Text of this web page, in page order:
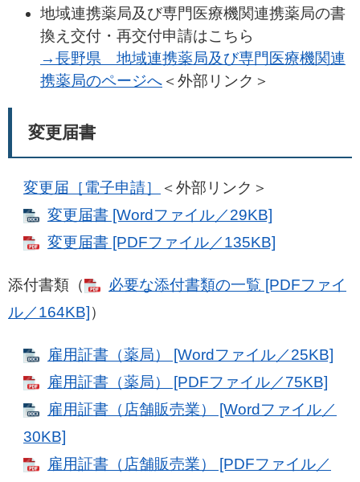
地域連携薬局及び専門医療機関連携薬局の書
換え交付・再交付申請はこちら
→長野県 地域連携薬局及び専門医療機関連
携薬局のページへ ＜外部リンク＞
変更届書
変更届［電子申請］
＜外部リンク＞
変更届書 [Wordファイル／29KB]
変更届書 [PDFファイル／135KB]
添付書類（
必要な添付書類の一覧 [PDFファイ
ル／164KB] ）
雇用証書（薬局） [Wordファイル／25KB]
雇用証書（薬局） [PDFファイル／75KB]
雇用証書（店舗販売業） [Wordファイル／
30KB]
雇用証書（店舗販売業） [PDFファイル／